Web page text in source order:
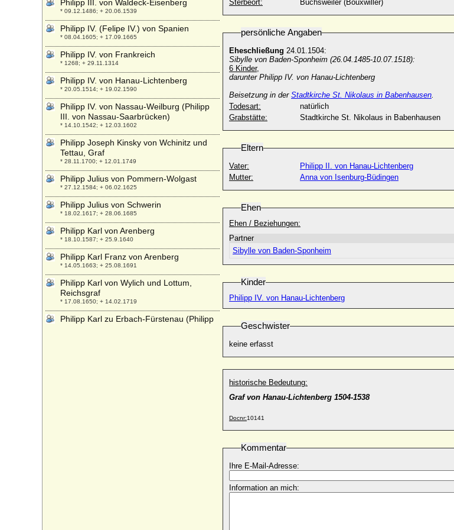
Sterbeort:
Buchsweiler (Bouxwiller)
persönliche Angaben
Eheschließung 24.01.1504:
Sibylle von Baden-Sponheim (26.04.1485-10.07.1518):
6 Kinder,
darunter Philipp IV. von Hanau-Lichtenberg
Beisetzung in der Stadtkirche St. Nikolaus in Babenhausen.
Todesart:
natürlich
Grabstätte:
Stadtkirche St. Nikolaus in Babenhausen
Eltern
Vater:
Philipp II. von Hanau-Lichtenberg
Mutter:
Anna von Isenburg-Büdingen
Ehen
Ehen / Beziehungen:
Partner
Sibylle von Baden-Sponheim
Kinder
Philipp IV. von Hanau-Lichtenberg
Geschwister
keine erfasst
historische Bedeutung:
Graf von Hanau-Lichtenberg 1504-1538
Docnr:10141
Kommentar
Ihre E-Mail-Adresse:
Information an mich:
Philipp III. von Waldeck-Eisenberg
* 09.12.1486; + 20.06.1539
Philipp IV. (Felipe IV.) von Spanien
* 08.04.1605; + 17.09.1665
Philipp IV. von Frankreich
* 1268; + 29.11.1314
Philipp IV. von Hanau-Lichtenberg
* 20.05.1514; + 19.02.1590
Philipp IV. von Nassau-Weilburg (Philipp
III. von Nassau-Saarbrücken)
* 14.10.1542; + 12.03.1602
Philipp Joseph Kinsky von Wchinitz und
Tettau, Graf
* 28.11.1700; + 12.01.1749
Philipp Julius von Pommern-Wolgast
* 27.12.1584; + 06.02.1625
Philipp Julius von Schwerin
* 18.02.1617; + 28.06.1685
Philipp Karl von Arenberg
* 18.10.1587; + 25.9.1640
Philipp Karl Franz von Arenberg
* 14.05.1663; + 25.08.1691
Philipp Karl von Wylich und Lottum,
Reichsgraf
* 17.08.1650; + 14.02.1719
Philipp Karl zu Erbach-Fürstenau (Philipp